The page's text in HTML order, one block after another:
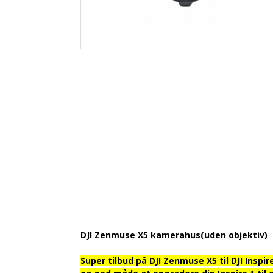
DJI Zenmuse X5 kamerahus(uden objektiv)
Super tilbud på DJI Zenmuse X5 til DJI